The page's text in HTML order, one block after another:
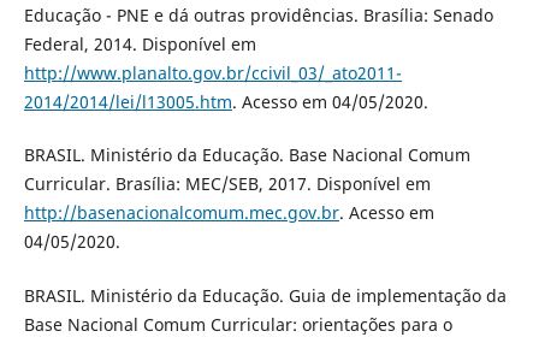
Educação - PNE e dá outras providências. Brasília: Senado
Federal, 2014. Disponível em
http://www.planalto.gov.br/ccivil_03/_ato2011-
2014/2014/lei/l13005.htm. Acesso em 04/05/2020.
BRASIL. Ministério da Educação. Base Nacional Comum
Curricular. Brasília: MEC/SEB, 2017. Disponível em
http://basenacionalcomum.mec.gov.br. Acesso em
04/05/2020.
BRASIL. Ministério da Educação. Guia de implementação da
Base Nacional Comum Curricular: orientações para o